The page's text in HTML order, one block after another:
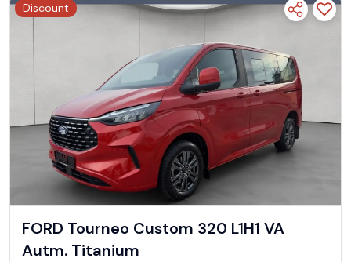
Discount
FORD Tourneo Custom 320 L1H1 VA
Autm. Titanium